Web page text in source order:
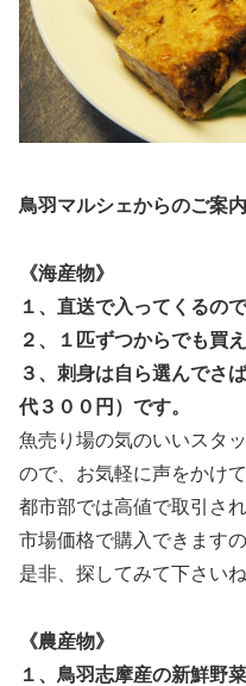
鳥羽マルシェからのご案内
《海産物》
１、直送で入ってくるの
２、１匹ずつからでも買
３、刺身は自ら選んでさ
代３００円）です。
魚売り場の気のいいスタ
ので、お気軽に声をかけて
都市部では高値で取引さ
市場価格で購入できます
是非、探してみて下さいね
《農産物》
１、鳥羽志摩産の新鮮野菜